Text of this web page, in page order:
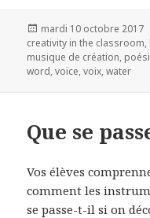
Publié
le
mardi 10 octobre 2017
creativity in the classroom,
musique de création,
word,voice,voix,water
Que se
Vos élèves
comment les
se passe-t-il si on